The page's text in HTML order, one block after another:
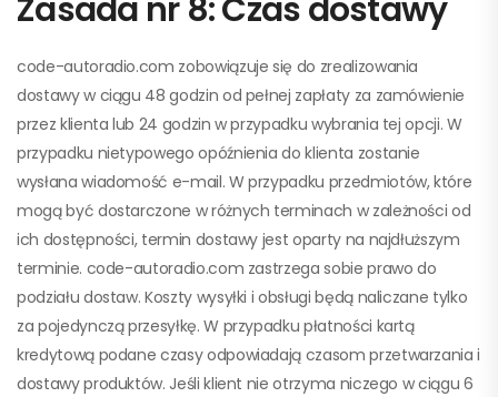
Zasada nr 8: Czas dostawy
code-autoradio.com zobowiązuje się do zrealizowania
dostawy w ciągu 48 godzin od pełnej zapłaty za zamówienie
przez klienta lub 24 godzin w przypadku wybrania tej opcji. W
przypadku nietypowego opóźnienia do klienta zostanie
wysłana wiadomość e-mail. W przypadku przedmiotów, które
mogą być dostarczone w różnych terminach w zależności od
ich dostępności, termin dostawy jest oparty na najdłuższym
terminie. code-autoradio.com zastrzega sobie prawo do
podziału dostaw. Koszty wysyłki i obsługi będą naliczane tylko
za pojedynczą przesyłkę. W przypadku płatności kartą
kredytową podane czasy odpowiadają czasom przetwarzania i
dostawy produktów. Jeśli klient nie otrzyma niczego w ciągu 6